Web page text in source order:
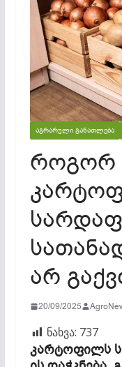
ᲐᲒᲠᲐᲠᲣᲚᲘ ᲒᲐᲜᲐᲗᲚᲔᲑᲐ
როგორ
არ
20/09/2025
ნახვა: 737
კარტოფილს